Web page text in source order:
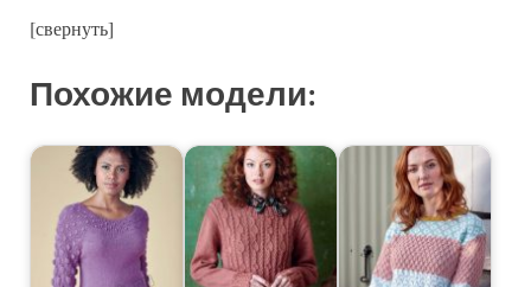
[свернуть]
Похожие модели: